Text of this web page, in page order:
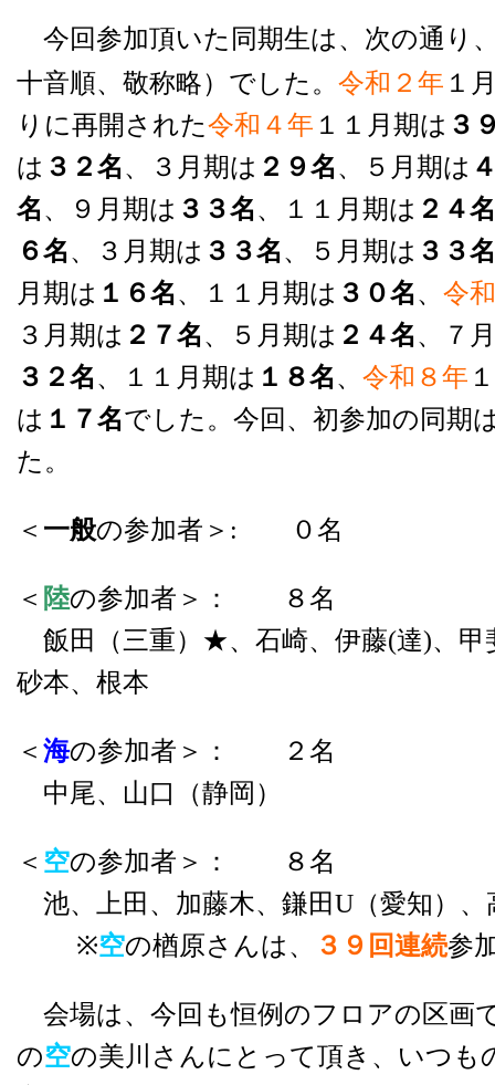
今回参加頂いた同期生は、次の通り
十音順、敬称略）でした。 令和２年 １
りに再開された令和４年 １１月期は ３
は ３２名、３月期は ２９名、５月期は
名、９月期は ３３名、１１月期は ２４名
６名、３月期は ３３名、５月期は ３３名
月期は １６名、１１月期は ３０名、 令
３月期は ２７名、５月期は ２４名、７
３２名、１１月期は １８名、 令和８年
は １７名でした。今回、初参加の同期
た。
＜ 一般の参加者＞: ０名
＜ 陸の参加者＞： ８名
飯田（三重）★、石崎、伊藤(達)、甲
砂本、根本
＜ 海の参加者＞： ２名
中尾、山口（静岡）
＜ 空の参加者＞： ８名
池、上田、加藤木、鎌田U（愛知）、
※空の楢原さんは、 ３９回連続参
会場は、今回も恒例のフロアの区画
の空の美川さんにとって頂き、いつも